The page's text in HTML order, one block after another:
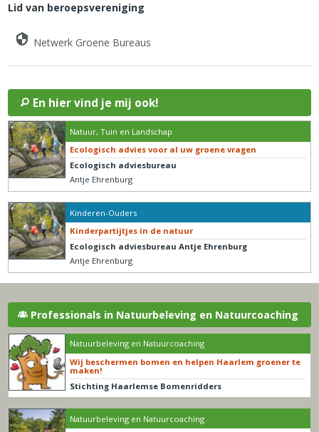
Lid van beroepsvereniging
Netwerk Groene Bureaus
En hier vind je mij ook!
Natuur, Tuin en Landschap
Ecologisch advies voor al uw groene vragen
Ecologisch adviesbureau
Antje Ehrenburg
Kinderen-Ouders
Kinderpartijtjes in de natuur
Ecologisch adviesbureau Antje Ehrenburg
Antje Ehrenburg
Professionals in Natuurbeleving en Natuurcoaching
Natuurbeleving en Natuurcoaching
Wij beschermen bomen en helpen Haarlem groener te
maken!
Stichting Haarlemse Bomenridders
Natuurbeleving en Natuurcoaching